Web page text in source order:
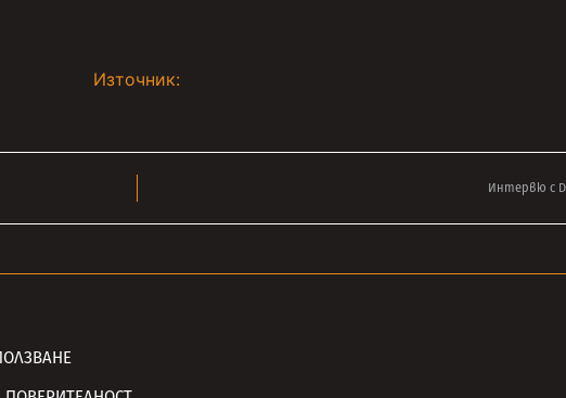
Източник:
Интервю с